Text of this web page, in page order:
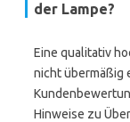
der Lampe?
Eine qualitativ
nicht übermäßig
Hinweise zu